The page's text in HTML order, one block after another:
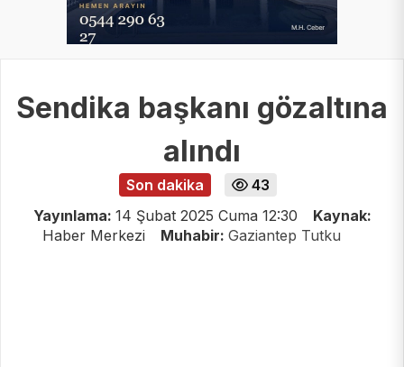
Sendika başkanı gözaltına
alındı
Son dakika
43
Yayınlama: 14 Şubat 2025 Cuma 12:30
Kaynak:
Haber Merkezi
Muhabir: Gaziantep Tutku